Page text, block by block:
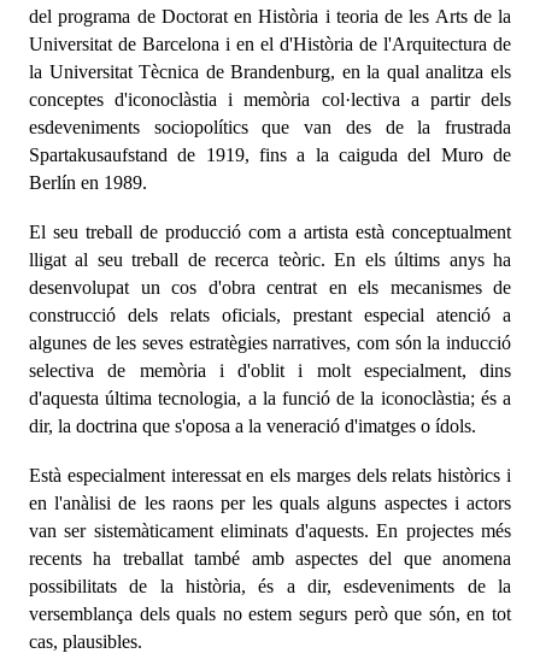
del programa de Doctorat en Història i teoria de les Arts de la
Universitat de Barcelona i en el d'Història de l'Arquitectura de
la Universitat Tècnica de Brandenburg, en la qual analitza els
conceptes d'iconoclàstia i memòria col·lectiva a partir dels
esdeveniments sociopolítics que van des de la frustrada
Spartakusaufstand de 1919, fins a la caiguda del Muro de
Berlín en 1989.
El seu treball de producció com a artista està conceptualment
lligat al seu treball de recerca teòric. En els últims anys ha
desenvolupat un cos d'obra centrat en els mecanismes de
construcció dels relats oficials, prestant especial atenció a
algunes de les seves estratègies narratives, com són la inducció
selectiva de memòria i d'oblit i molt especialment, dins
d'aquesta última tecnologia, a la funció de la iconoclàstia; és a
dir, la doctrina que s'oposa a la veneració d'imatges o ídols.
Està especialment interessat en els marges dels relats històrics i
en l'anàlisi de les raons per les quals alguns aspectes i actors
van ser sistemàticament eliminats d'aquests. En projectes més
recents ha treballat també amb aspectes del que anomena
possibilitats de la història, és a dir, esdeveniments de la
versemblança dels quals no estem segurs però que són, en tot
cas, plausibles.